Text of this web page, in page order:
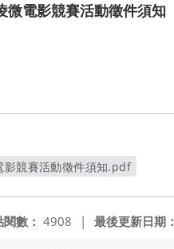
微電影競賽活動徵件須知
影競賽活動徵件須知.pdf
最後更新日期：
閱數： 4908 |